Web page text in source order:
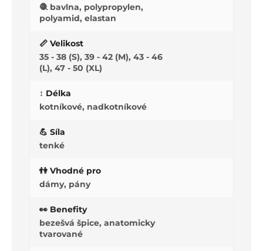
🧶 bavlna, polypropylen,
polyamid, elastan
📏 Velikost
35 - 38 (S), 39 - 42 (M), 43 - 46
(L), 47 - 50 (XL)
↕️ Délka
kotníkové, nadkotníkové
💪 Síla
tenké
👫 Vhodné pro
dámy, pány
👀 Benefity
bezešvá špice, anatomicky
tvarované